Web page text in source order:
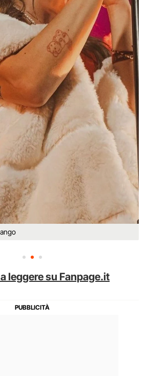
leggere su Fanpage.it